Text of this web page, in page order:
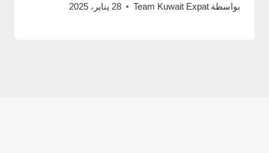
بواسطة Team Kuwait Expat 28 يناير، 2025